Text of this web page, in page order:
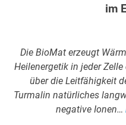
im
Die BioMat erzeugt
Heilenergetik in jeder
über die Leitfähigkeit
Turmalin natürliches
negative Ionen…